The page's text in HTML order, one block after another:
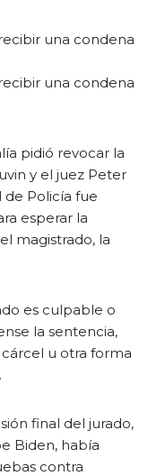
una condena
una condena
pidió revocar la
y el juez Peter
de Policía fue
esperar la
magistrado, la
es culpable o
la sentencia,
u otra forma
final del jurado,
Biden, había
contra